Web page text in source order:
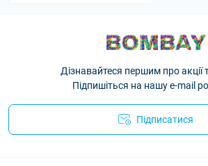
Дізнавайтеся першим про акції
Підпишіться на нашу e-mail
Підписатися